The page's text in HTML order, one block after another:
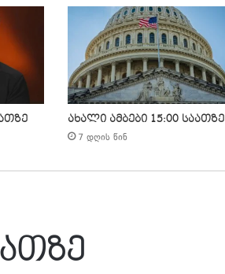
ახალი ამბები 15:00 საათზე
7 დღის წინ